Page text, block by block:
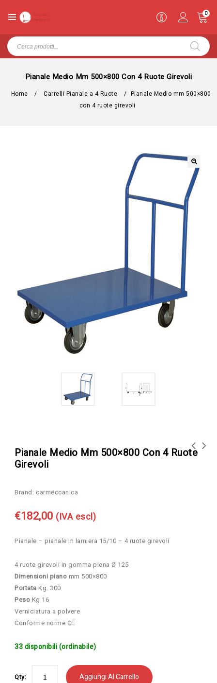
0
Pianale Medio Mm 500×800 Con 4 Ruote Girevoli
Home / Carrelli Pianale a 4 Ruote / Pianale Medio mm 500×800
con 4 ruote girevoli
Pianale Medio Mm 500×800 Con 4 Ruote
Girevoli
Brand: carmeccanica
€182,00 (IVA escl)
Pianale – pianale in lamiera 15/10 – 4 ruote girevoli
4 ruote girevoli in gomma piena Ø 125
Dimensioni piano mm 500×800
Portata Kg. 300
Peso Kg 16
Verniciatura a polvere
Conforme norme CE
33 disponibili (ordinabile)
Qty: Aggiungi Al Carrello